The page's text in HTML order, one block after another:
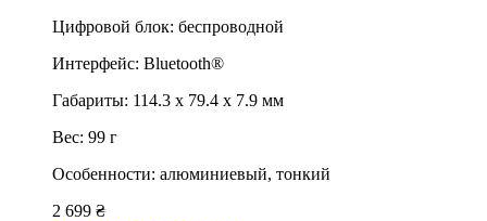
Цифровой блок: беспроводной
Интерфейс: Bluetooth®
Габариты: 114.3 х 79.4 х 7.9 мм
Вес: 99 г
Особенности: алюминиевый, тонкий
2 699 ₴